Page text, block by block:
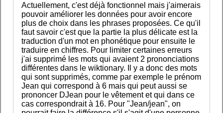
Actuellement, c'est déjà fonctionnel mais j'aimerais
pouvoir améliorer les données pour avoir encore
plus de choix dans les phrases proposées. Ce qu'il
faut savoir c'est que la partie la plus délicate est la
traduction d'un mot en phonétique pour ensuite le
traduire en chiffres. Pour limiter certaines erreurs
j'ai supprimé les mots qui avaient 2 prononciations
différentes dans le wiktionary. Il y a donc des mots
qui sont supprimés, comme par exemple le prénom
Jean qui correspond à 6 mais qui peut aussi se
prononcer DJean pour le vêtement et qui dans ce
cas correspondrait à 16. Pour "Jean/jean", on